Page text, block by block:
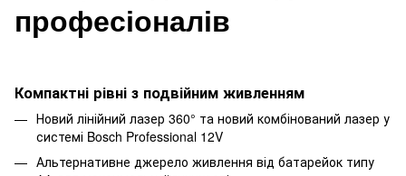
професіоналів
Компактні рівні з подвійним живленням
Новий лінійний лазер 360° та новий комбінований лазер у
системі Bosch Professional 12V
Альтернативне джерело живлення від батарейок типу